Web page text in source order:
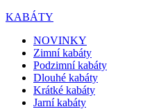
KABÁTY
NOVINKY
Zimní kabáty
Podzimní kabáty
Dlouhé kabáty
Krátké kabáty
Jarní kabáty